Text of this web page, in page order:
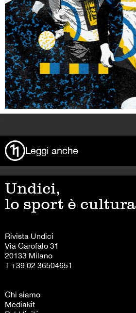
Leggi anche
Undici,
lo sport è cultura
Rivista Undici
Via Garofalo 31
20133 Milano
T +39 02 36504651
Chi siamo
Mediakit